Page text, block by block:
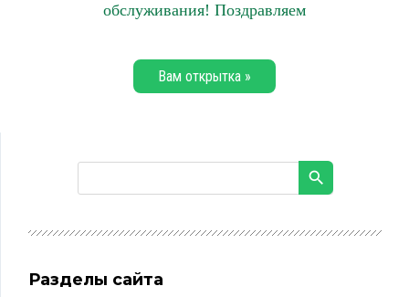
обслуживания! Поздравляем
Вам открытка »
Разделы сайта